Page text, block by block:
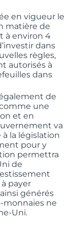
en vigueur le
matière de
à environ 4
dans
règles,
autorisés à
dans
de
une
et en
va
la législation
pour y
permettra
de
payer
générés
monnaies ne
Uni.